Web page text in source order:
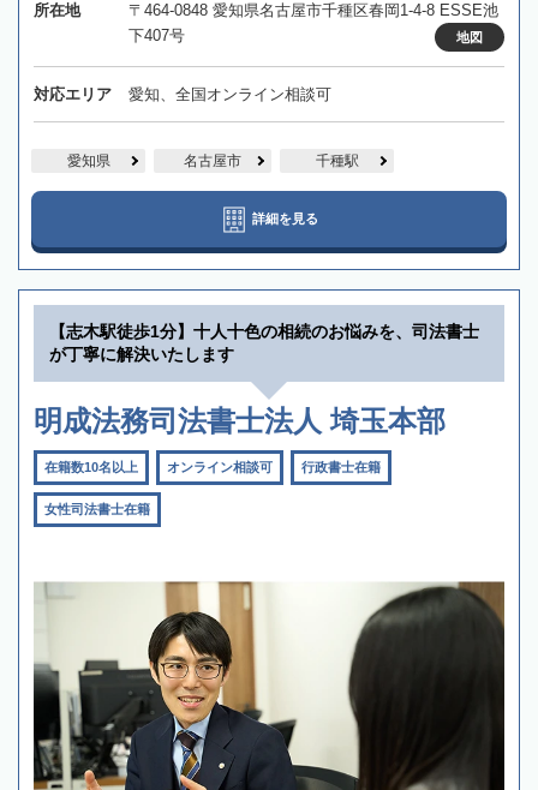
所在地
〒464-0848 愛知県名古屋市千種区春岡1-4-8 ESSE池
下407号
地図
対応エリア 愛知、全国オンライン相談可
愛知県 名古屋市 千種駅
詳細を見る
【志木駅徒歩1分】十人十色の相続のお悩みを、司法書士
が丁寧に解決いたします
明成法務司法書士法人 埼玉本部
在籍数10名以上 オンライン相談可 行政書士在籍
女性司法書士在籍